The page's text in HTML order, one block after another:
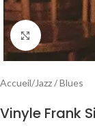
Cliquez pour
Accueil/Jazz / Blues
Vinyle Frank